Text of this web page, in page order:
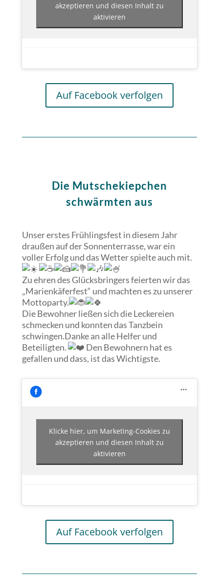
akzeptieren und diesen Inhalt zu
aktivieren
Auf Facebook verfolgen
Die Mutschekiepchen
schwärmten aus
Unser erstes Frühlingsfest in diesem Jahr
draußen auf der Sonnenterrasse, war ein
voller Erfolg und das Wetter spielte auch mit.
Zu ehren des Glücksbringers feierten wir das
„Marienkäferfest“ und machten es zu unserer
Mottoparty.
Die Bewohner ließen sich die Leckereien
schmecken und konnten das Tanzbein
schwingen.Danke an alle Helfer und
Beteiligten.
Den Bewohnern hat es
gefallen und dass, ist das Wichtigste.
Klicke hier, um Marketing-Cookies zu
akzeptieren und diesen Inhalt zu
aktivieren
Auf Facebook verfolgen